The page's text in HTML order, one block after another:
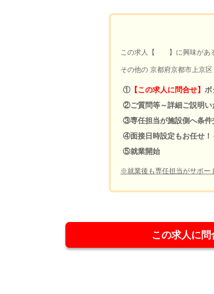
この求人【 】に興味がある
その他の 京都府京都市上京
① 【この求人に問合せ】 ボ
②ご質問等～詳細ご説明い
③専任担当が施設側へ条件
④面接日時設定もお任せ！
⑤就業開始
※就業後も専任担当がサポー
この求人に問